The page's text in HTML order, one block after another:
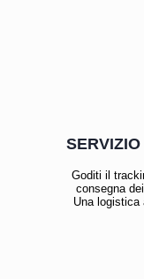
Goditi il
consegna
Una logistica